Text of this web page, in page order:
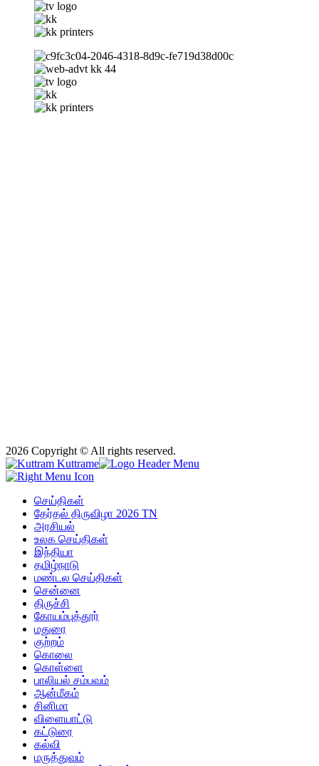
2026 Copyright © All rights reserved.
செய்திகள்
தேர்தல் திருவிழா 2026 TN
அரசியல்
உலக செய்திகள்
இந்தியா
தமிழ்நாடு
மண்டல செய்திகள்
சென்னை
திருச்சி
கோயம்புத்தூர்
மதுரை
குற்றம்
கொலை
கொள்ளை
பாலியல் சம்பவம்
ஆன்மீகம்
சினிமா
விளையாட்டு
கட்டுரை
கல்வி
மருத்துவம்